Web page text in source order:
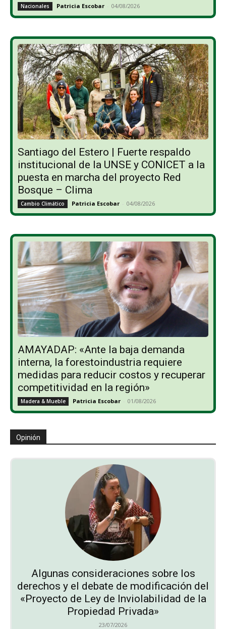
Nacionales Patricia Escobar - 04/08/2026
Santiago del Estero | Fuerte respaldo
institucional de la UNSE y CONICET a la
puesta en marcha del proyecto Red
Bosque – Clima
Cambio Climático Patricia Escobar - 04/08/2026
AMAYADAP: «Ante la baja demanda
interna, la forestoindustria requiere
medidas para reducir costos y recuperar
competitividad en la región»
Madera & Mueble Patricia Escobar - 01/08/2026
Opinión
Algunas consideraciones sobre los
derechos y el debate de modificación del
«Proyecto de Ley de Inviolabilidad de la
Propiedad Privada»
23/07/2026